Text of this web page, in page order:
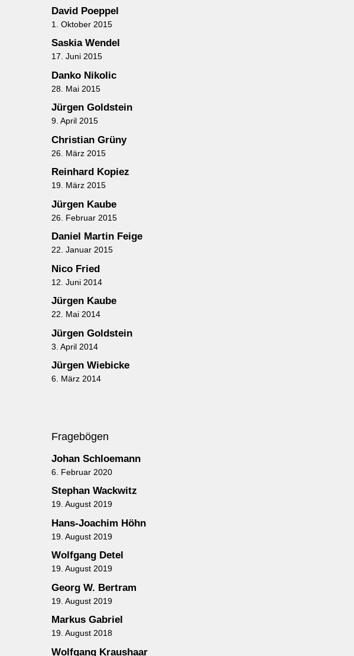
David Poeppel
1. Oktober 2015
Saskia Wendel
17. Juni 2015
Danko Nikolic
28. Mai 2015
Jürgen Goldstein
9. April 2015
Christian Grüny
26. März 2015
Reinhard Kopiez
19. März 2015
Jürgen Kaube
26. Februar 2015
Daniel Martin Feige
22. Januar 2015
Nico Fried
12. Juni 2014
Jürgen Kaube
22. Mai 2014
Jürgen Goldstein
3. April 2014
Jürgen Wiebicke
6. März 2014
Fragebögen
Johan Schloemann
6. Februar 2020
Stephan Wackwitz
19. August 2019
Hans-Joachim Höhn
19. August 2019
Wolfgang Detel
19. August 2019
Georg W. Bertram
19. August 2019
Markus Gabriel
19. August 2018
Wolfgang Kraushaar